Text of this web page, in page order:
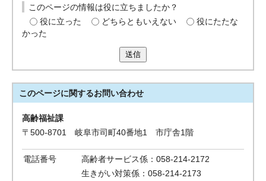
このページの情報は役に立ちましたか？
役に立った
どちらともいえない
役にたたな
かった
送信
このページに関するお問い合わせ
高齢福祉課
〒500-8701 岐阜市司町40番地1 市庁舎1階
電話番号
高齢者サービス係：058-214-2172
生きがい対策係：058-214-2173